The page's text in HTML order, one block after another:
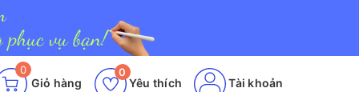
0
Giỏ hàng Yêu thích
0
Tài khoản